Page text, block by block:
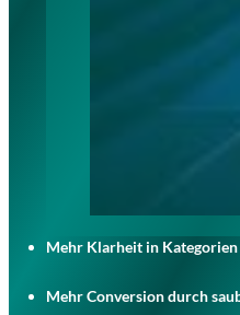
Mehr Klarheit in
Mehr Conversion durch